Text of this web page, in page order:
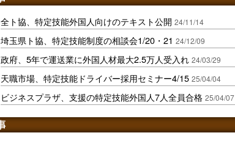
全ト協、特定技能外国人向けのテキスト公開 24/11/14
埼玉県ト協、特定技能制度の相談会1/20・21 24/12/09
政府、5年で運送業に外国人材最大2.5万人受入れ 24/03/29
天職市場、特定技能ドライバー採用セミナー4/15 25/04/04
ビジネスプラザ、支援の特定技能外国人7人全員合格 25/04/07